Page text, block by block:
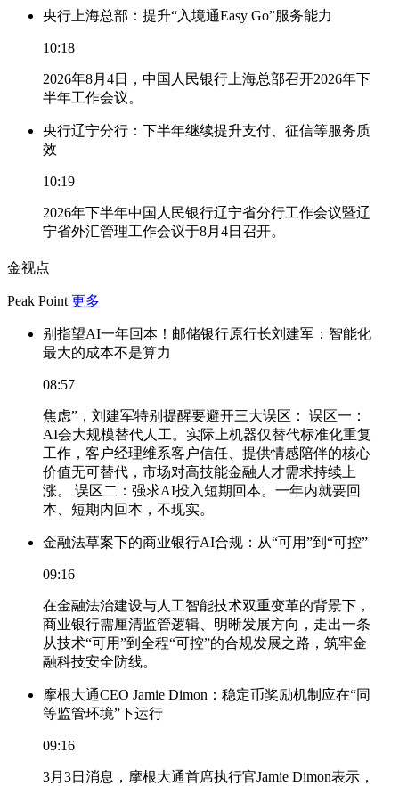
央行上海总部：提升“入境通Easy Go”服务能力
10:18
2026年8月4日，中国人民银行上海总部召开2026年下
半年工作会议。
央行辽宁分行：下半年继续提升支付、征信等服务质
效
10:19
2026年下半年中国人民银行辽宁省分行工作会议暨辽
宁省外汇管理工作会议于8月4日召开。
金视点
Peak Point 更多
别指望AI一年回本！邮储银行原行长刘建军：智能化
最大的成本不是算力
08:57
焦虑”，刘建军特别提醒要避开三大误区： 误区一：
AI会大规模替代人工。实际上机器仅替代标准化重复
工作，客户经理维系客户信任、提供情感陪伴的核心
价值无可替代，市场对高技能金融人才需求持续上
涨。 误区二：强求AI投入短期回本。一年内就要回
本、短期内回本，不现实。
金融法草案下的商业银行AI合规：从“可用”到“可控”
09:16
在金融法治建设与人工智能技术双重变革的背景下，
商业银行需厘清监管逻辑、明晰发展方向，走出一条
从技术“可用”到全程“可控”的合规发展之路，筑牢金
融科技安全防线。
摩根大通CEO Jamie Dimon：稳定币奖励机制应在“同
等监管环境”下运行
09:16
3月3日消息，摩根大通首席执行官Jamie Dimon表示，